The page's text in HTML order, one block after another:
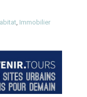
, Immobilier